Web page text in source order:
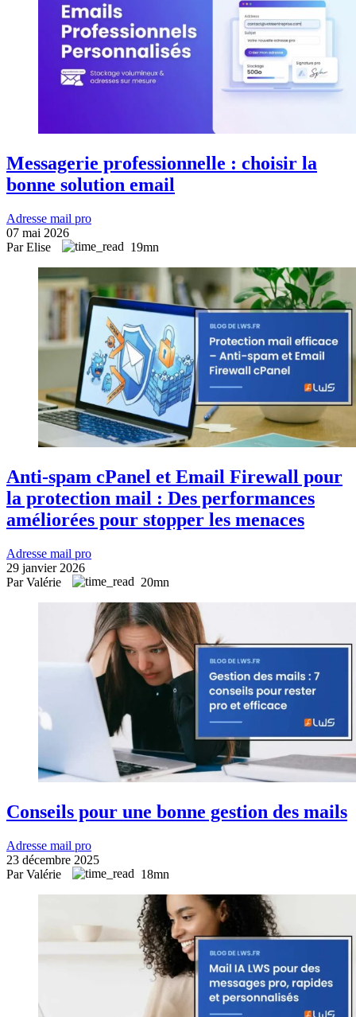
Messagerie professionnelle : choisir la
bonne solution email
Adresse mail pro
07 mai 2026
Par Elise
19mn
Anti-spam cPanel et Email Firewall pour
la protection mail : Des performances
améliorées pour stopper les menaces
Adresse mail pro
29 janvier 2026
Par Valérie
20mn
Conseils pour une bonne gestion des mails
Adresse mail pro
23 décembre 2025
Par Valérie
18mn